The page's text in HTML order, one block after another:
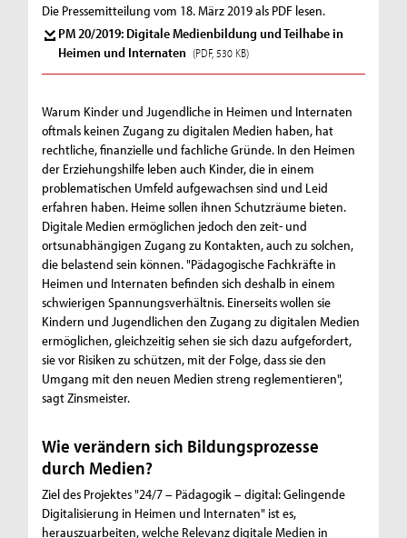
Die Pressemitteilung vom 18. März 2019 als PDF lesen.
PM 20/2019: Digitale Medienbildung und Teilhabe in
Heimen und Internaten (PDF, 530 KB)
Warum Kinder und Jugendliche in Heimen und Internaten
oftmals keinen Zugang zu digitalen Medien haben, hat
rechtliche, finanzielle und fachliche Gründe. In den Heimen
der Erziehungshilfe leben auch Kinder, die in einem
problematischen Umfeld aufgewachsen sind und Leid
erfahren haben. Heime sollen ihnen Schutzräume bieten.
Digitale Medien ermöglichen jedoch den zeit- und
ortsunabhängigen Zugang zu Kontakten, auch zu solchen,
die belastend sein können. "Pädagogische Fachkräfte in
Heimen und Internaten befinden sich deshalb in einem
schwierigen Spannungsverhältnis. Einerseits wollen sie
Kindern und Jugendlichen den Zugang zu digitalen Medien
ermöglichen, gleichzeitig sehen sie sich dazu aufgefordert,
sie vor Risiken zu schützen, mit der Folge, dass sie den
Umgang mit den neuen Medien streng reglementieren",
sagt Zinsmeister.
Wie verändern sich Bildungsprozesse
durch Medien?
Ziel des Projektes "24/7 – Pädagogik – digital: Gelingende
Digitalisierung in Heimen und Internaten" ist es,
herauszuarbeiten, welche Relevanz digitale Medien in